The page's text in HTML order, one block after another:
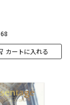
68
カートに入れる